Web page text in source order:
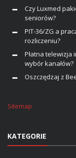
Czy Luxmed
seniorów?
PIT-36/ZG a
rozliczeniu?
Płatna
wybór kanałów?
Oszczędzaj z
Sitemap
KATEGORIE